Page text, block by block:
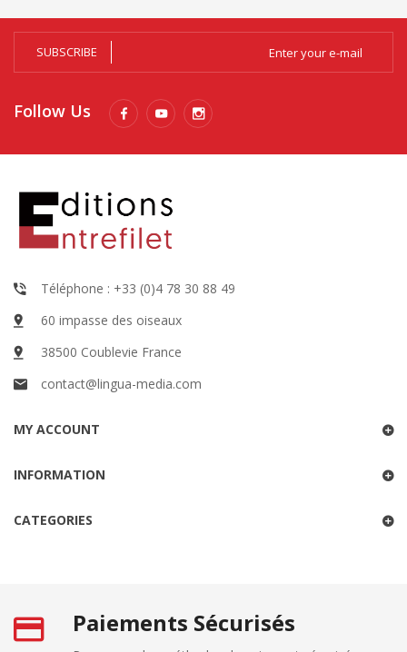
SUBSCRIBE
Follow Us
Téléphone : +33 (0)4 78 30 88 49
60 impasse des oiseaux
38500 Coublevie France
contact@lingua-media.com
MY ACCOUNT
INFORMATION
CATEGORIES
Paiements Sécurisés